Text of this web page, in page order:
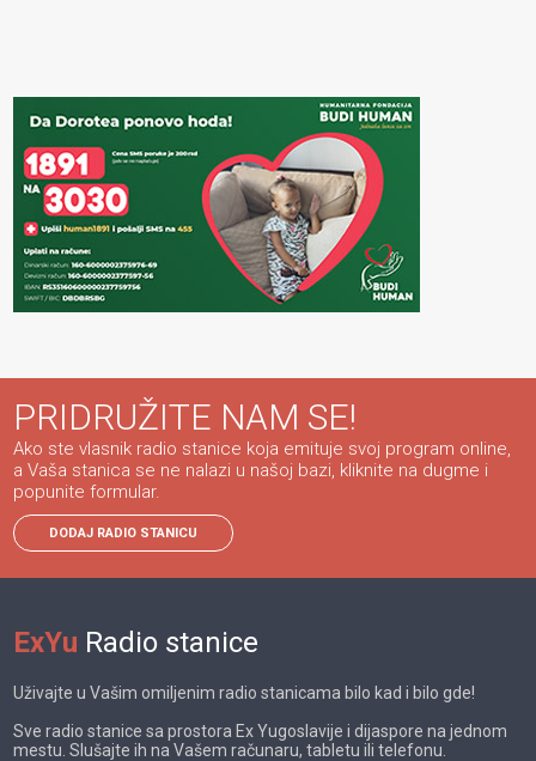
PRIDRUŽITE NAM SE!
Ako ste vlasnik radio stanice koja emituje svoj program online,
a Vaša stanica se ne nalazi u našoj bazi, kliknite na dugme i
popunite formular.
DODAJ RADIO STANICU
ExYu Radio stanice
Uživajte u Vašim omiljenim radio stanicama bilo kad i bilo gde!
Sve radio stanice sa prostora Ex Yugoslavije i dijaspore na jednom
mestu. Slušajte ih na Vašem računaru, tabletu ili telefonu.